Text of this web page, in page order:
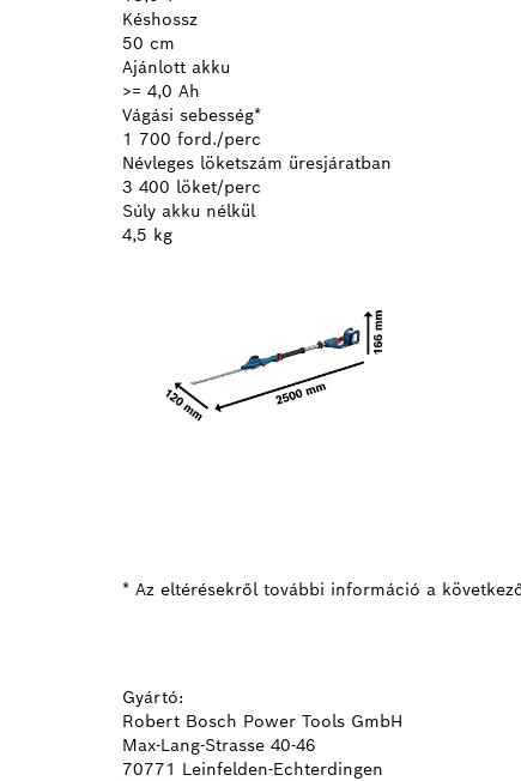
Késhossz
50 cm
Ajánlott akku
>= 4,0 Ah
Vágási sebesség*
1 700 ford./perc
Névleges löketszám üresjáratban
3 400 löket/perc
Súly akku nélkül
4,5 kg
* Az eltérésekről további információ a
Gyártó:
Robert Bosch Power Tools GmbH
Max-Lang-Strasse 40-46
70771 Leinfelden-Echterdingen